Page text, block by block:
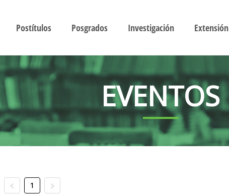
Postítulos Posgrados Investigación Extensión
EVENTOS
1